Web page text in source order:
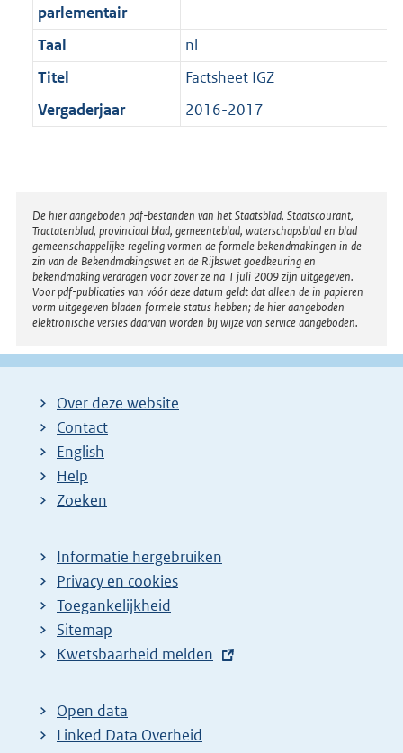
parlementair
Taal
nl
Titel
Factsheet IGZ
Vergaderjaar
2016-2017
Disclaimer
De hier aangeboden pdf-bestanden van het Staatsblad, Staatscourant,
Tractatenblad, provinciaal blad, gemeenteblad, waterschapsblad en blad
gemeenschappelijke regeling vormen de formele bekendmakingen in de
zin van de Bekendmakingswet en de Rijkswet goedkeuring en
bekendmaking verdragen voor zover ze na 1 juli 2009 zijn uitgegeven.
Voor pdf-publicaties van vóór deze datum geldt dat alleen de in papieren
vorm uitgegeven bladen formele status hebben; de hier aangeboden
elektronische versies daarvan worden bij wijze van service aangeboden.
Over deze website
Contact
English
Help
Zoeken
Informatie hergebruiken
Privacy en cookies
Toegankelijkheid
Sitemap
E
t
e
Kwetsbaarheid melden
Open data
Linked Data Overheid